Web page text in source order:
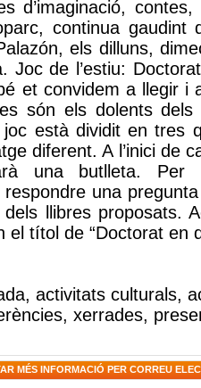
d’imaginació,
continua gaudint
els dilluns,
Joc de l’estiu:
et convidem a llegir i
són els dolents
està dividit en tres
diferent. A l’inici de
una butlleta. Per
respondre una
llibres proposats.
el títol de “Doctorat en
, activitats culturals,
, xerrades,
MÉS INFORMACIÓ PER CORREU